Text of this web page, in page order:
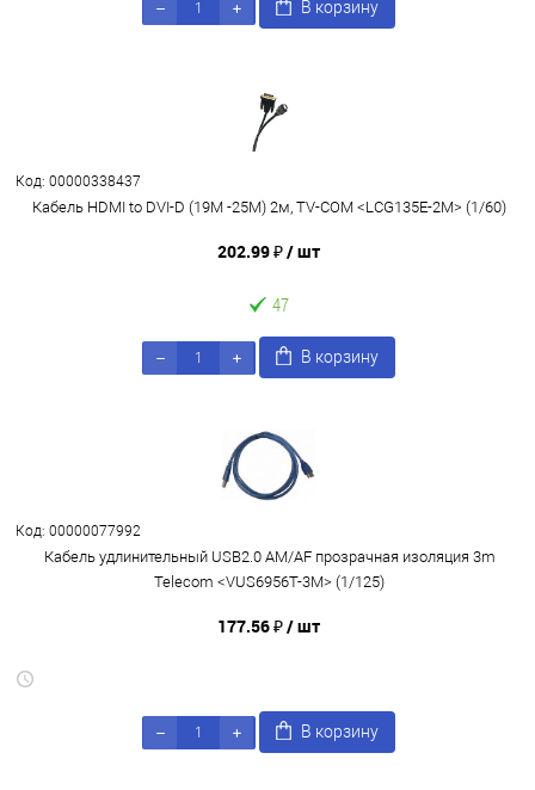
В корзину
Код: 00000338437
Кабель HDMI to DVI-D (19M -25M) 2м, TV-COM <LCG135E-2M> (1/60)
202.99 ₽/ шт
47
В корзину
Код: 00000077992
Кабель удлинительный USB2.0 AM/AF прозрачная изоляция 3m
Telecom <VUS6956T-3M> (1/125)
177.56 ₽/ шт
В корзину